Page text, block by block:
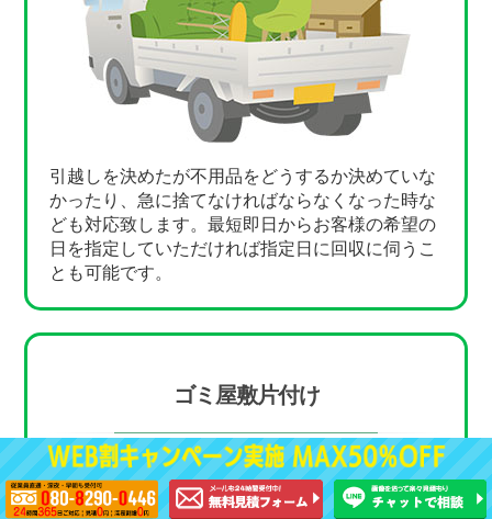
引越しを決めたが不用品をどうするか決めていな
かったり、急に捨てなければならなくなった時な
ども対応致します。最短即日からお客様の希望の
日を指定していただければ指定日に回収に伺うこ
とも可能です。
ゴミ屋敷片付け